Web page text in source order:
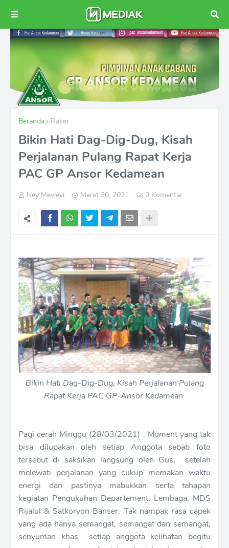
Beranda Raker
Bikin Hati Dag-Dig-Dug, Kisah
Perjalanan Pulang Rapat Kerja
PAC GP Ansor Kedamean
Ney Mevlevi Maret 30, 2021 0 Komentar
Bikin Hati Dag-Dig-Dug, Kisah Perjalanan Pulang
Rapat Kerja PAC GP-Ansor Kedamean
Pagi cerah Minggu (28/03/2021) . Moment yang tak
bisa dilupakan oleh setiap Anggota sebab foto
tersebut di saksikan langsung oleh Gus, setelah
melewati perjalanan yang cukup memakan waktu
energi dan pastinya mabukkan serta tahapan
kegiatan Pengukuhan Departement, Lembaga, MDS
Rijalul & Satkoryon Banser. Tak nampak rasa capek
yang ada hanya semangat, semangat dan semangat,
senyuman khas setiap anggota kelihatan begitu